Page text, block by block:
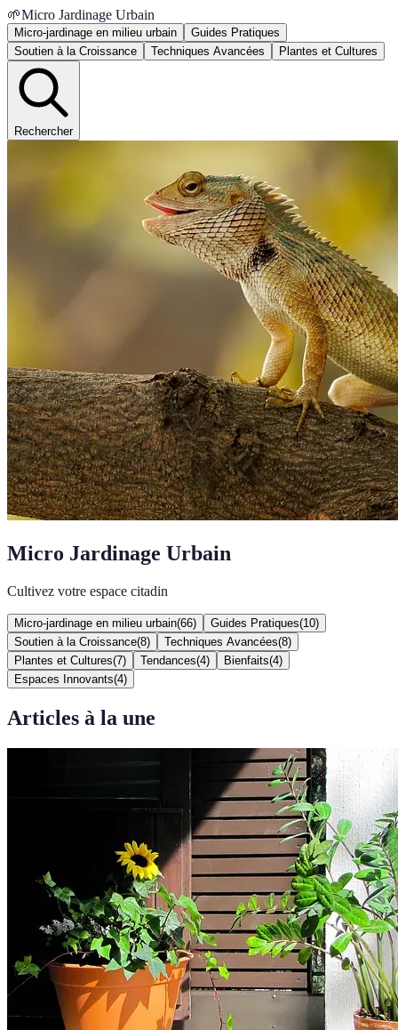
🌱Micro Jardinage Urbain
Micro-jardinage en milieu urbain
Guides Pratiques
Soutien à la Croissance
Techniques Avancées Plantes et Cultures
Rechercher
Micro Jardinage Urbain
Cultivez votre espace citadin
Micro-jardinage en milieu urbain(66) Guides Pratiques(10)
Soutien à la Croissance(8) Techniques Avancées(8)
Plantes et Cultures(7) Tendances(4) Bienfaits(4)
Espaces Innovants(4)
Articles à la une